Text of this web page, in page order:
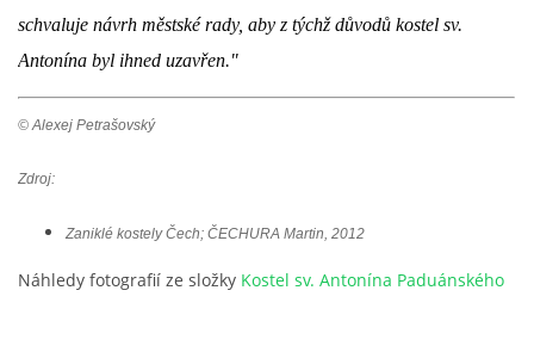
schvaluje návrh městské rady, aby z týchž důvodů kostel sv.
Antonína byl ihned uzavřen."
© Alexej Petrašovský
Zdroj:
Zaniklé kostely Čech; ČECHURA Martin, 2012
Náhledy fotografií ze složky Kostel sv. Antonína Paduánského